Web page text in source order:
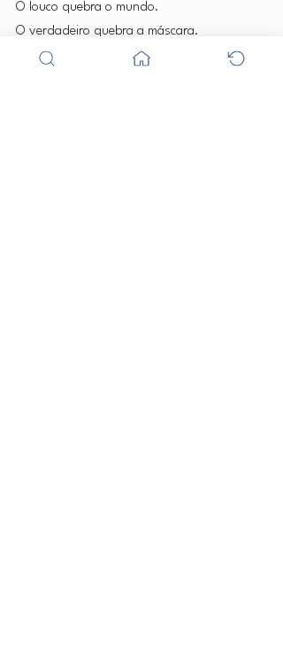
O louco quebra o mundo.
O verdadeiro quebra a máscara.
O mágico quebra a ilusão.